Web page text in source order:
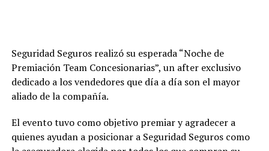
Seguridad Seguros realizó su esperada “Noche de
Premiación Team Concesionarias”, un after exclusivo
dedicado a los vendedores que día a día son el mayor
aliado de la compañía.
El evento tuvo como objetivo premiar y agradecer a
quienes ayudan a posicionar a Seguridad Seguros como